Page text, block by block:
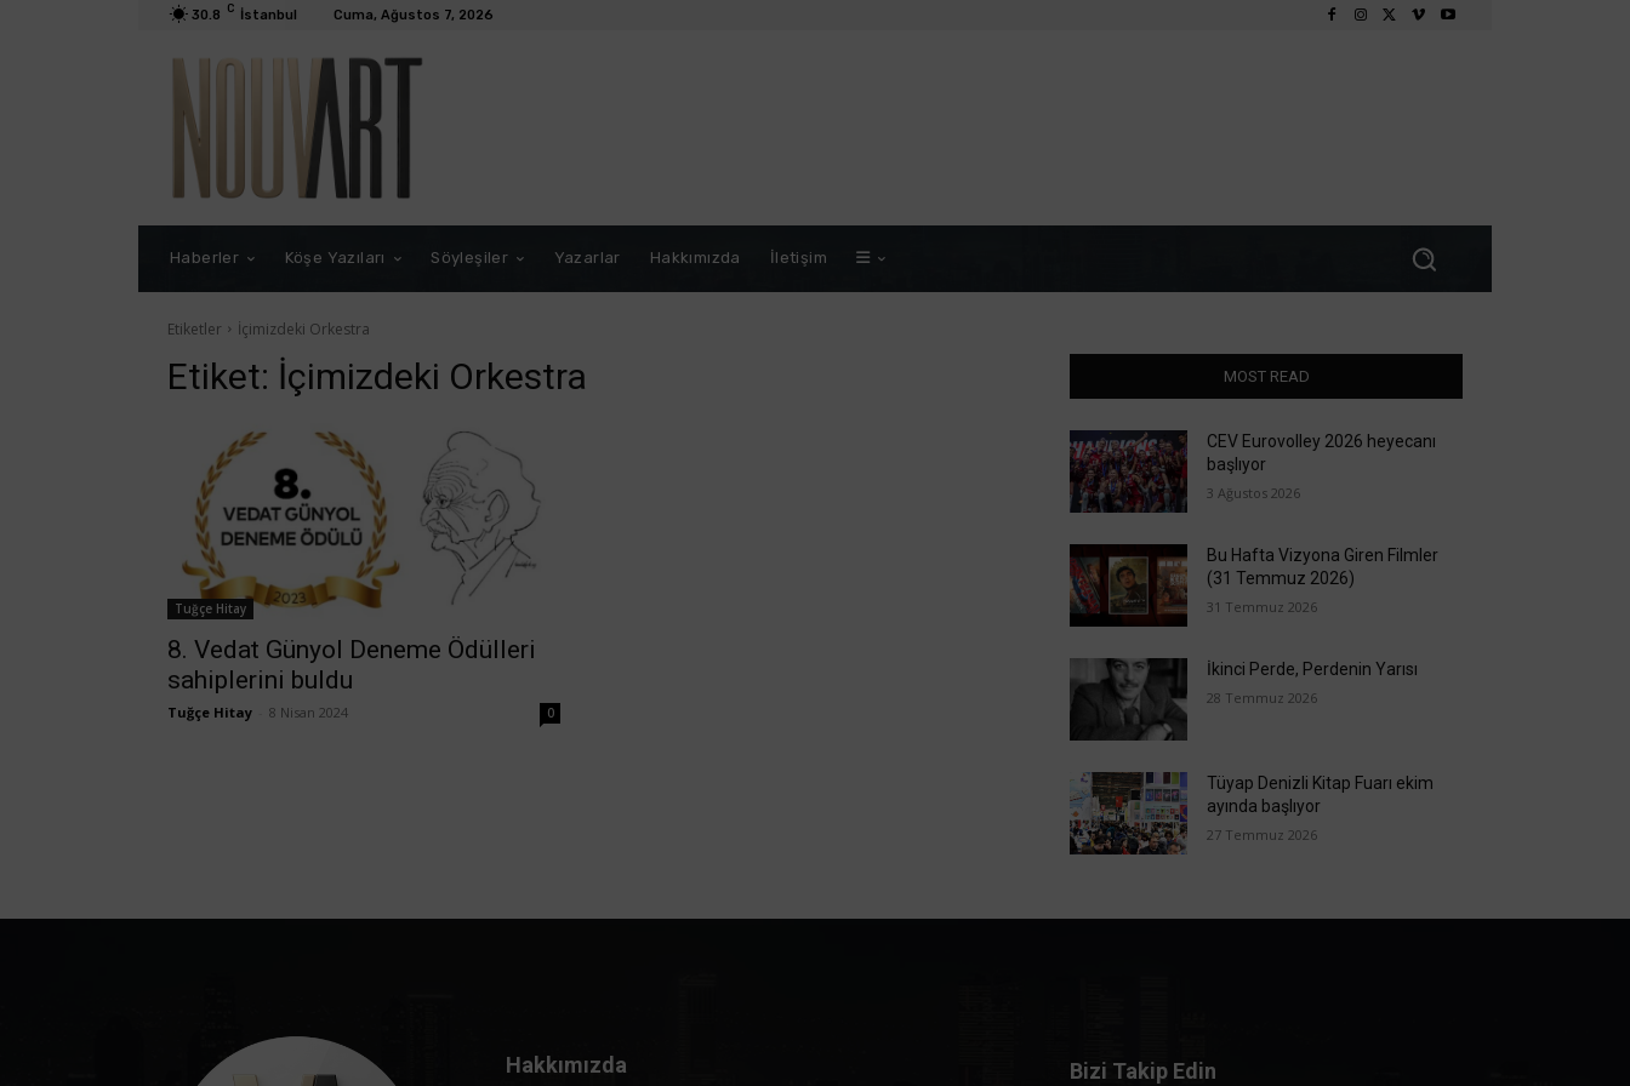
30.8 C İstanbul Cuma, Ağustos 7, 2026
Haberler Köşe Yazıları Söyleşiler Yazarlar Hakkımızda İletişim
Etiketler İçimizdeki Orkestra
Etiket: İçimizdeki Orkestra
Tuğçe Hitay
8. Vedat Günyol Deneme Ödülleri
sahiplerini buldu
Tuğçe Hitay 8 Nisan 2024 0
MOST READ
CEV Eurovolley 2026 heyecanı
başlıyor
3 Ağustos 2026
Bu Hafta Vizyona Giren Filmler
(31 Temmuz 2026)
31 Temmuz 2026
İkinci Perde, Perdenin Yarısı
28 Temmuz 2026
Tüyap Denizli Kitap Fuarı ekim
ayında başlıyor
27 Temmuz 2026
Hakkımızda Bizi Takip Edin